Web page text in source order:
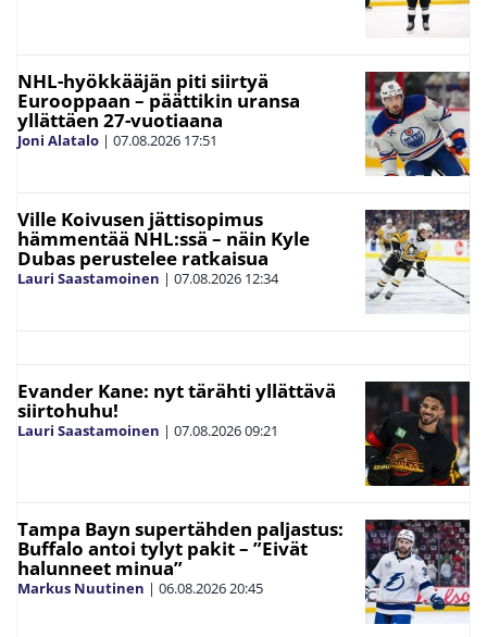
NHL-hyökkääjän piti siirtyä
Eurooppaan – päättikin uransa
yllättäen 27-vuotiaana
Joni Alatalo | 07.08.2026 17:51
Ville Koivusen jättisopimus
hämmentää NHL:ssä – näin Kyle
Dubas perustelee ratkaisua
Lauri Saastamoinen | 07.08.2026 12:34
Evander Kane: nyt tärähti yllättävä
siirtohuhu!
Lauri Saastamoinen | 07.08.202609:21
Tampa Bayn supertähden paljastus:
Buffalo antoi tylyt pakit – ”Eivät
halunneet minua”
Markus Nuutinen | 06.08.202620:45